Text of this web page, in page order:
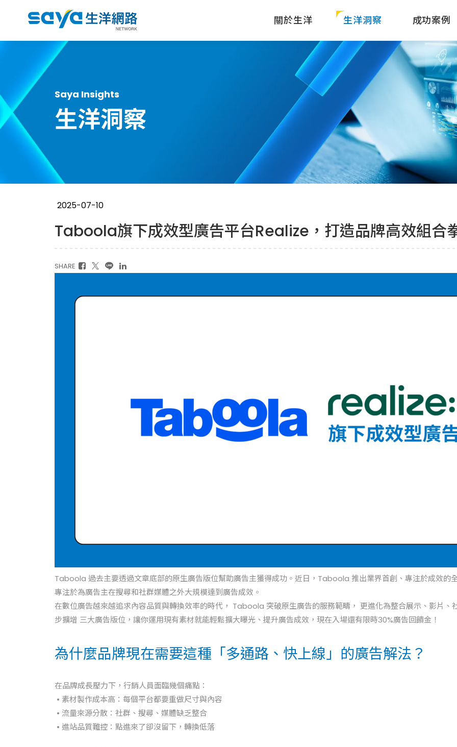
關於生洋 生洋洞察 成功案例
Saya Insights
生洋洞察
2025-07-10
Taboola旗下成效型廣告平台Realize，打造品牌高效組合
SHARE
Taboola 過去主要透過文章底部的原生廣告版位幫助廣告主獲得成功。近日，Taboola 推出業界首創、專注於成效的
專注於為廣告主在搜尋和社群媒體之外大規模達到廣告成效。
在數位廣告越來越追求內容品質與轉換效率的時代， Taboola 突破原生廣告的服務範疇， 更進化為整合展示、影片
步擴增 三大廣告版位，讓你運用現有素材就能輕鬆擴大曝光、提升廣告成效，現在入場還有限時30%廣告回饋金！
為什麼品牌現在需要這種「多通路、快上線」的廣告解法？
在品牌成長壓力下，行銷人員面臨幾個痛點：
• 素材製作成本高：每個平台都要重做尺寸與內容
• 流量來源分散：社群、搜尋、媒體缺乏整合
• 進站品質難控：點進來了卻沒留下，轉換低落